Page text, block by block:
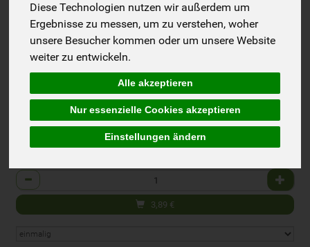
Diese Technologien nutzen wir außerdem um
Ergebnisse zu messen, um zu verstehen, woher
unsere Besucher kommen oder um unsere Website
weiter zu entwickeln.
Alle akzeptieren
Nur essenzielle Cookies akzeptieren
Einstellungen ändern
3,89 € * / 280 g
1 * 280 g (13,89 € / Kilogramm)
280 g
Anzahl
3,89 €